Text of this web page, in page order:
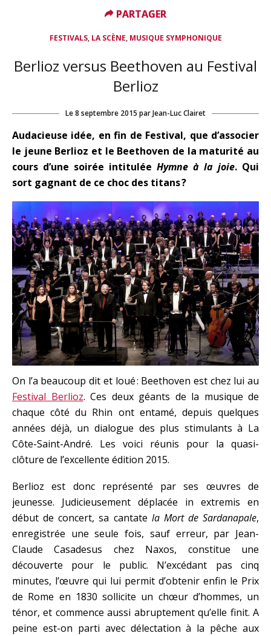
FESTIVALS, LA SCÈNE, MUSIQUE SYMPHONIQUE
Berlioz versus Beethoven au Festival
Berlioz
Le8 septembre 2015 parJean-Luc Clairet
Audacieuse idée, en fin de Festival, que d’associer
le jeune Berlioz et le Beethoven de la maturité au
cours d’une soirée intitulée Hymne à la joie. Qui
sort gagnant de ce choc des titans ?
On l’a beaucoup dit et loué : Beethoven est chez lui au
Festival Berlioz. Ces deux géants de la musique de
chaque côté du Rhin ont entamé, depuis quelques
années déjà, un dialogue des plus stimulants à La
Côte-Saint-André. Les voici réunis pour la quasi-
clôture de l’excellente édition 2015.
Berlioz est donc représenté par ses œuvres de
jeunesse. Judicieusement déplacée in extremis en
début de concert, sa cantate la Mort de Sardanapale,
enregistrée une seule fois, sauf erreur, par Jean-
Claude Casadesus chez Naxos, constitue une
découverte pour le public. N’excédant pas cinq
minutes, l’œuvre qui lui permit d’obtenir enfin le Prix
de Rome en 1830 sollicite un chœur d’hommes, un
ténor, et commence aussi abruptement qu’elle finit. A
peine est-on parti avec délectation à la pêche aux
PARTAGER
PARTAGER